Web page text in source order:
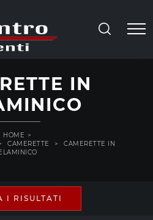
IN
HOME >
CAMERETTE >
CAMERETTE IN
I RISULTATI